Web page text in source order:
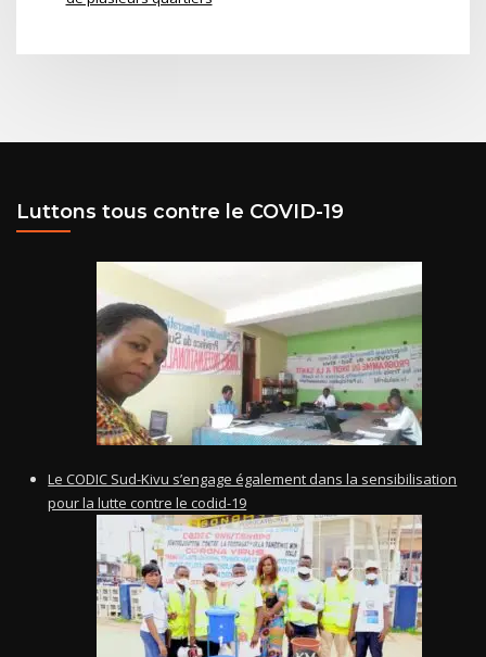
Luttons tous contre le COVID-19
Le CODIC Sud-Kivu s’engage également dans la sensibilisation
pour la lutte contre le codid-19